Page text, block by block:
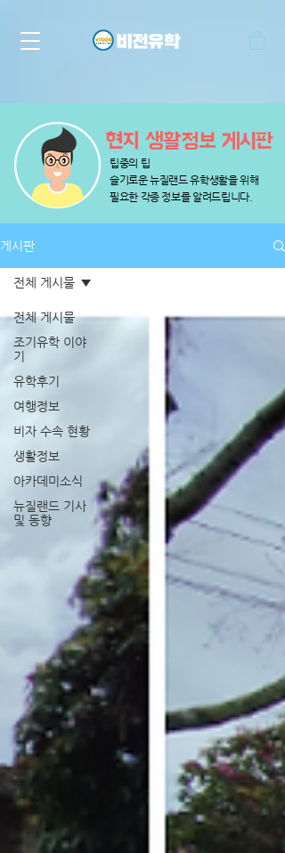
​현지 생활정보 게시판
팁중의 팁
슬기로운 뉴질랜드 유학생활을 위해
​필요한 각종 정보를 알려드립니다.
게시판
전체 게시물
조기유학 이야
기
유학후기
여행정보
비자 수속 현황
생활정보
아카데미소식
뉴질랜드 기사
및 동향
전체 게시물